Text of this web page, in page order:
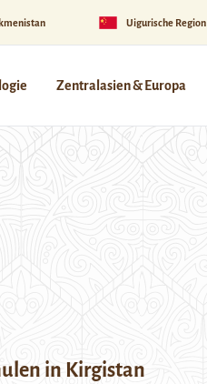
Uigurische Region
Zentralasien & Europa
in Kirgistan